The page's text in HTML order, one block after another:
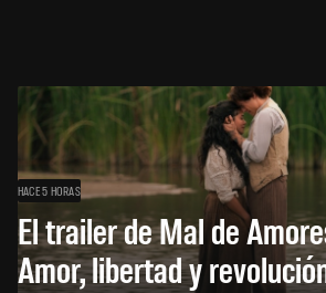
HACE 5 HORAS
El trailer de Mal de
Amor, libertad y